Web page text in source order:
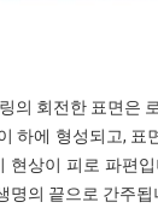
의 회전한 표면은
하에 형성되고,
현상이 피로 파편
명의 끝으로 간주됩